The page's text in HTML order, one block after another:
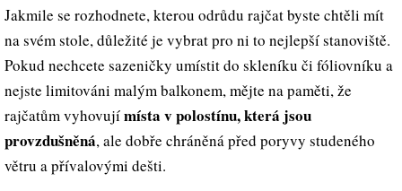
Jakmile se rozhodnete, kterou odrůdu rajčat byste chtěli mít
na svém stole, důležité je vybrat pro ni to nejlepší stanoviště.
Pokud nechcete sazeničky umístit do skleníku či fóliovníku a
nejste limitováni malým balkonem, mějte na paměti, že
rajčatům vyhovujímísta v polostínu, která jsou
provzdušněná, ale dobře chráněná před poryvy studeného
větru a přívalovými dešti.